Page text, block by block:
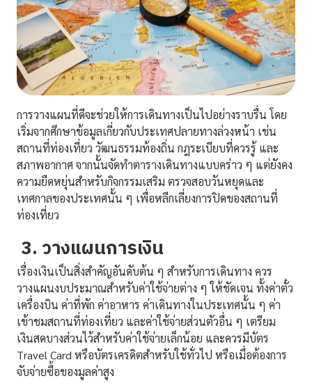
การวางแผนที่ดีจะช่วยให้การเดินทางเป็นไปอย่างราบรื่น โดย
เริ่มจากศึกษาข้อมูลเกี่ยวกับประเทศปลายทางล่วงหน้า เช่น
สถานที่ท่องเที่ยว วัฒนธรรมท้องถิ่น กฎระเบียบที่ควรรู้ และ
สภาพอากาศ จากนั้นจัดทำตารางเดินทางแบบคร่าว ๆ แต่ยังคง
ความยืดหยุ่นสำหรับกิจกรรมเสริม ตรวจสอบวันหยุดและ
เทศกาลของประเทศนั้น ๆ เพื่อหลีกเลี่ยงการปิดของสถานที่
ท่องเที่ยว
3. วางแผนการเงิน
เรื่องเงินเป็นสิ่งสำคัญอันดับต้น ๆ สำหรับการเดินทาง ควร
วางแผนงบประมาณสำหรับค่าใช้จ่ายต่าง ๆ ให้ชัดเจน ทั้งค่าตั๋ว
เครื่องบิน ค่าที่พัก ค่าอาหาร ค่าเดินทางในประเทศนั้น ๆ ค่า
เข้าชมสถานที่ท่องเที่ยว และค่าใช้จ่ายส่วนตัวอื่น ๆ เตรียม
เงินสดบางส่วนไว้สำหรับค่าใช้จ่ายเล็กน้อย และควรมีบัตร
Travel Card หรือบัตรเครดิตสำหรับใช้ทั่วไป หรือเมื่อต้องการ
จับจ่ายซื้อของมูลค่าสูง